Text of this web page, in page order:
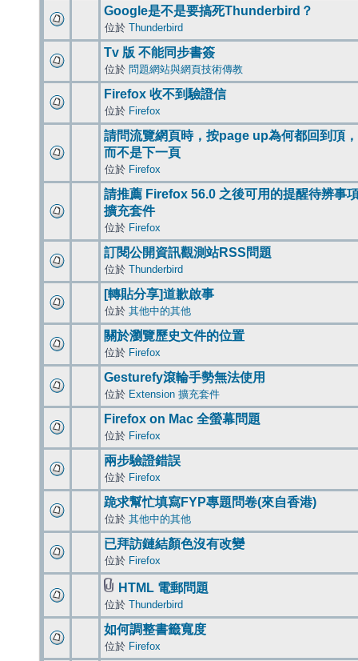
Google是不是要搞死Thunderbird？
位於 Thunderbird
Tv 版 不能同步書簽
位於 問題網站與網頁技術傳教
Firefox 收不到驗證信
位於 Firefox
請問流覽網頁時，按page up為何都回到頂，
而不是下一頁
位於 Firefox
請推薦 Firefox 56.0 之後可用的提醒待辨事
擴充套件
位於 Firefox
訂閱公開資訊觀測站RSS問題
位於 Thunderbird
[轉貼分享]道歉啟事
位於 其他中的其他
關於瀏覽歷史文件的位置
位於 Firefox
Gesturefy滾輪手勢無法使用
位於 Extension 擴充套件
Firefox on Mac 全螢幕問題
位於 Firefox
兩步驗證錯誤
位於 Firefox
跪求幫忙填寫FYP專題問卷(來自香港)
位於 其他中的其他
已拜訪鏈結顏色沒有改變
位於 Firefox
HTML 電郵問題
位於 Thunderbird
如何調整書籤寬度
位於 Firefox